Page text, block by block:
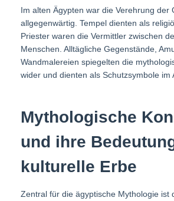
Im alten Ägypten war die Verehrung der
allgegenwärtig. Tempel dienten als
Priester waren die Vermittler zwischen
Menschen. Alltägliche Gegenstände,
Wandmalereien spiegelten die
wider und dienten als Schutzsymbole im
Mythologische
und ihre
kulturelle Erbe
Zentral für die ägyptische Mythologie ist